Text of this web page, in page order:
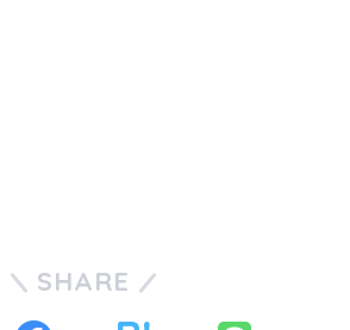
SHARE